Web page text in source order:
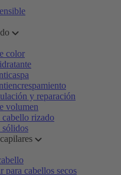
color
y reparación
volumen
rizado
sólidos
para cabellos secos